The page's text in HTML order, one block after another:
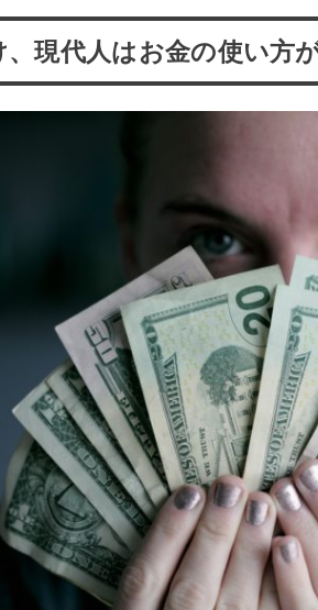
現代人はお金の使い方